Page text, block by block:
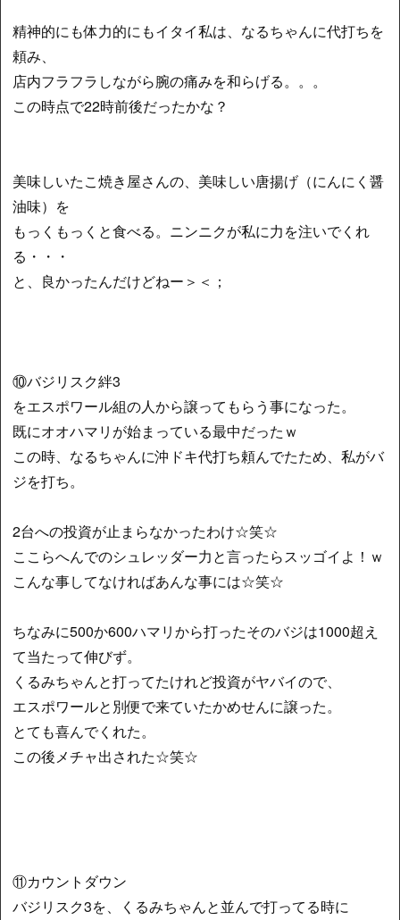
精神的にも体力的にもイタイ私は、なるちゃんに代打ちを
頼み、
店内フラフラしながら腕の痛みを和らげる。。。
この時点で22時前後だったかな？
美味しいたこ焼き屋さんの、美味しい唐揚げ（にんにく醤
油味）を
もっくもっくと食べる。ニンニクが私に力を注いでくれ
る・・・
と、良かったんだけどねー＞＜；
⑩バジリスク絆3
をエスポワール組の人から譲ってもらう事になった。
既にオオハマリが始まっている最中だったｗ
この時、なるちゃんに沖ドキ代打ち頼んでたため、私がバ
ジを打ち。
2台への投資が止まらなかったわけ☆笑☆
ここらへんでのシュレッダー力と言ったらスッゴイよ！ｗ
こんな事してなければあんな事には☆笑☆
ちなみに500か600ハマリから打ったそのバジは1000超え
て当たって伸びず。
くるみちゃんと打ってたけれど投資がヤバイので、
エスポワールと別便で来ていたかめせんに譲った。
とても喜んでくれた。
この後メチャ出された☆笑☆
⑪カウントダウン
バジリスク3を、くるみちゃんと並んで打ってる時に